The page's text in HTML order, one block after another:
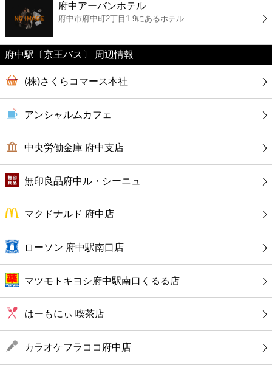
カフェ
ショッピング
銀行
ホテル
府中アーバンホテル
府中市府中町2丁目1-9にあるホテル
府中駅〔京王バス〕 周辺情報
(株)さくらコマース本社
アンシャルムカフェ
中央労働金庫 府中支店
無印良品府中ル・シーニュ
マクドナルド 府中店
ローソン 府中駅南口店
マツモトキヨシ府中駅南口くるる店
はーもにぃ 喫茶店
カラオケフラココ府中店